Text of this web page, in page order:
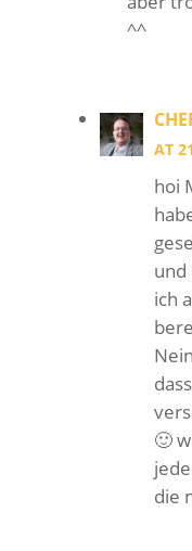
^^
AT
hoi
und
ich
🙂
die